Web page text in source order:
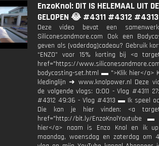
EnzoKnol: DIT IS HELEMAAL UIT
GELOPEN 😂 #4311 #4312 #4313
Deze video bevat een
Siliconesandmore.com Ook een
geven als (vaderdag)cadeau? Gebruik
“ENZO” voor 15% korting bij <a
href="https://
bodycasting-set.html ▬ ">Klik hier</a>
kledinglijn ➜ www.knolpower.nl Deze
de volgende vlogs: 0:00 - Vlog #4311
#4312 49:36 - Vlog #4313 ▬ Ik speel
Die kan je hier vinden: <a
href="http://bit.ly/EnzoKnolYoutube ▬
hier</a> naam is Enzo Knol en ik
maandag, woensdag en zaterdag om